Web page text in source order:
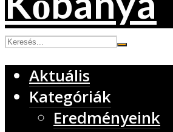
Aktuális
Kategóriák
Eredményeink